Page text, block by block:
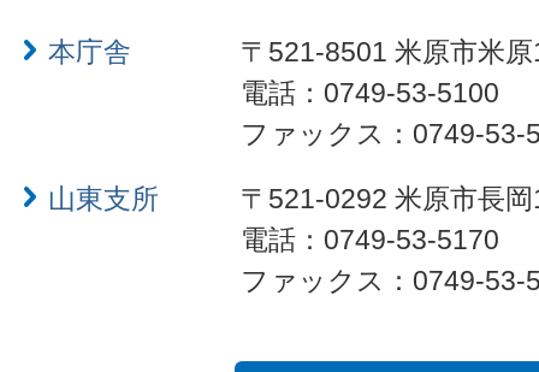
本庁舎
〒521-8501 米原市米
電話：0749-53-5100
ファックス：0749-53-
山東支所
〒521-0292 米原市長
電話：0749-53-5170
ファックス：0749-53-